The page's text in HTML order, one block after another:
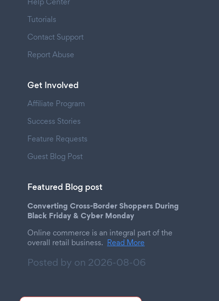
Tutorials
Contact Support
Report Abuse
Get Involved
Affiliate Program
Success Stories
Feature Requests
Guest Blog Post
Featured Blog post
Converting Cross-Border Shoppers During
Black Friday & Cyber Monday
Online commerce is an integral part of the
overall retail business. Read More
Posted by on 2026-08-06